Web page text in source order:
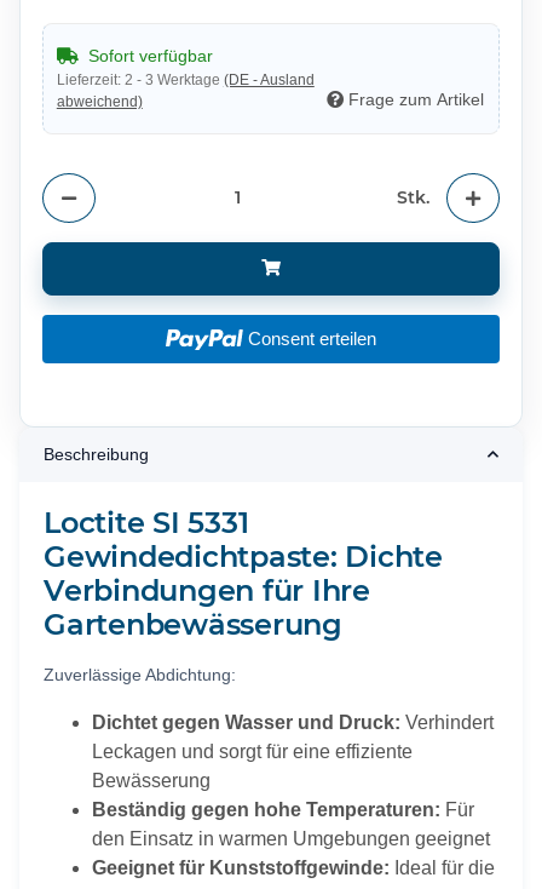
Sofort verfügbar
Lieferzeit: 2 - 3 Werktage (DE - Ausland
abweichend)
Frage zum Artikel
Stk.
Consent erteilen
Beschreibung
Loctite SI 5331
Gewindedichtpaste: Dichte
Verbindungen für Ihre
Gartenbewässerung
Zuverlässige Abdichtung:
Dichtet gegen Wasser und Druck: Verhindert
Leckagen und sorgt für eine effiziente
Bewässerung
Beständig gegen hohe Temperaturen: Für
den Einsatz in warmen Umgebungen geeignet
Geeignet für Kunststoffgewinde: Ideal für die